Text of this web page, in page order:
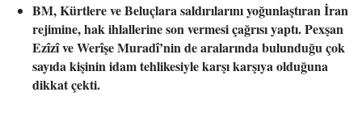
BM, Kürtlere ve Beluçlara saldırılarını yoğunlaştıran İran
rejimine, hak ihlallerine son vermesi çağrısı yaptı. Pexşan
Ezîzî ve Werîşe Muradî’nin de aralarında bulunduğu çok
sayıda kişinin idam tehlikesiyle karşı karşıya olduğuna
dikkat çekti.